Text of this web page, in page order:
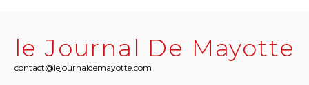
le Journal De Mayotte
contact@lejournaldemayotte.com